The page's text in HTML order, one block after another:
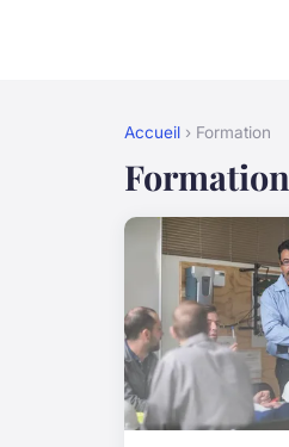
Accueil › Formation
Formation